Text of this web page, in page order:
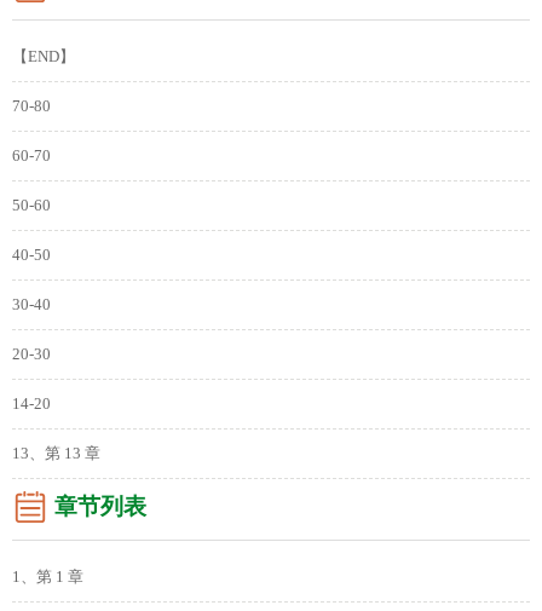
【END】
70-80
60-70
50-60
40-50
30-40
20-30
14-20
13、第 13 章
章节列表
1、第 1 章